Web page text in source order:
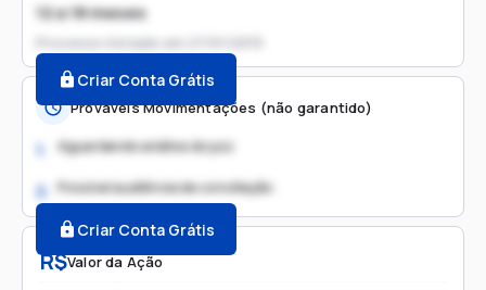
R$Valor da Ação
12 a 18 meses
Processo iniciado em
Criar Conta Grátis
Prováveis Movimentações (não garantido)
1. Aguardando análise do juiz
2. Possível audiência de conciliação
Criar Conta Grátis